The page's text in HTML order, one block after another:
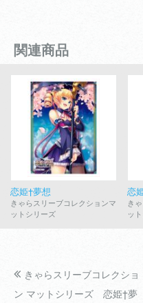
関連商品
恋姫†夢想
きゃらスリーブコレクションマ
ットシリーズ
恋
き
ッ
きゃらスリーブコレクショ
ン マットシリーズ 恋姫†夢